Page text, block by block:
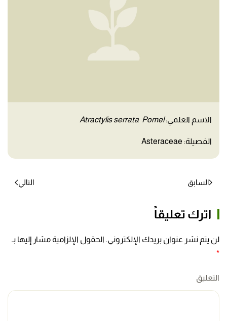
الاسم العلمي:Atractylis serrata Pomel
الفصيلة: Asteraceae
السابق التالي
اترك تعليقاً
لن يتم نشر عنوان بريدك الإلكتروني. الحقول الإلزامية مشار إليها بـ
*
التعليق